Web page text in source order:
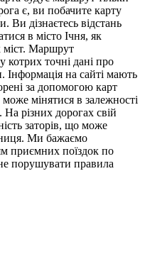
є, ви побачите карту
Ви дізнаєтесь відстань
в місто Ічня, як
міст. Маршрут
котрих точні дані про
Інформація на сайті мають
за допомогою карт
мінятися в залежності
На різних дорогах свій
заторів, що може
Ми бажаємо
приємних поїздок по
порушувати правила